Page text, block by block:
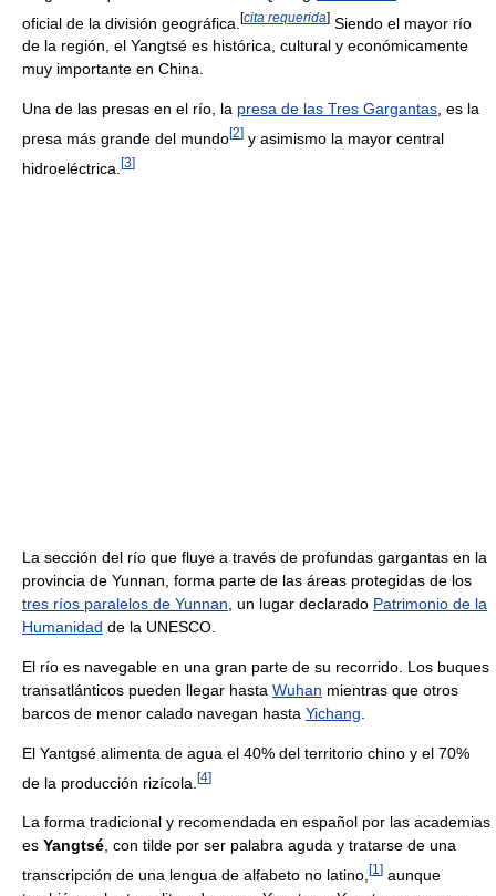
oficial de la división geográfica. [cita requerida] Siendo el mayor río
de la región, el Yangtsé es histórica, cultural y económicamente
muy importante en China.
Una de las presas en el río, la presa de las Tres Gargantas, es la
presa más grande del mundo[2] y asimismo la mayor central
hidroeléctrica. [3]
La sección del río que fluye a través de profundas gargantas en la
provincia de Yunnan, forma parte de las áreas protegidas de los
tres ríos paralelos de Yunnan , un lugar declarado Patrimonio de la
Humanidad de la UNESCO.
El río es navegable en una gran parte de su recorrido. Los buques
transatlánticos pueden llegar hasta Wuhan mientras que otros
barcos de menor calado navegan hasta Yichang
El Yantgsé alimenta de agua el 40% del territorio chino y el 70%
de la producción rizícola. [4]
La forma tradicional y recomendada en español por las academias
es Yangtsé, con tilde por ser palabra aguda y tratarse de una
transcripción de una lengua de alfabeto no latino, [1 ] aunque